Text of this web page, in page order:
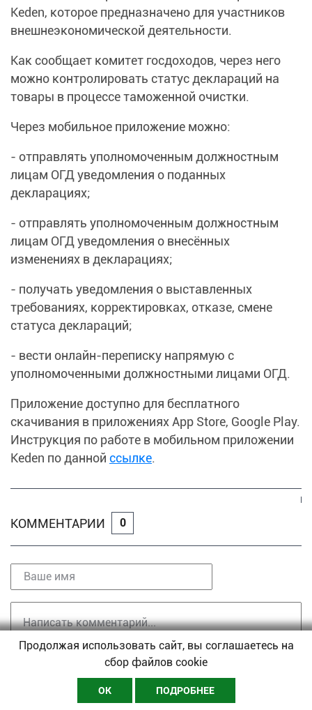
Keden, которое предназначено для участников
внешнеэкономической деятельности.
Как сообщает комитет госдоходов, через него
можно контролировать статус деклараций на
товары в процессе таможенной очистки.
Через мобильное приложение можно:
- отправлять уполномоченным должностным
лицам ОГД уведомления о поданных
декларациях;
- отправлять уполномоченным должностным
лицам ОГД уведомления о внесённых
изменениях в декларациях;
- получать уведомления о выставленных
требованиях, корректировках, отказе, смене
статуса деклараций;
- вести онлайн-переписку напрямую с
уполномоченными должностными лицами ОГД.
Приложение доступно для бесплатного
скачивания в приложениях App Store, Google Play.
Инструкция по работе в мобильном приложении
Keden по данной ссылке.
КОММЕНТАРИИ 0
ОТПРАВИТЬ
Продолжая использовать сайт, вы соглашаетесь на
сбор файлов cookie
ОК ПОДРОБНЕЕ